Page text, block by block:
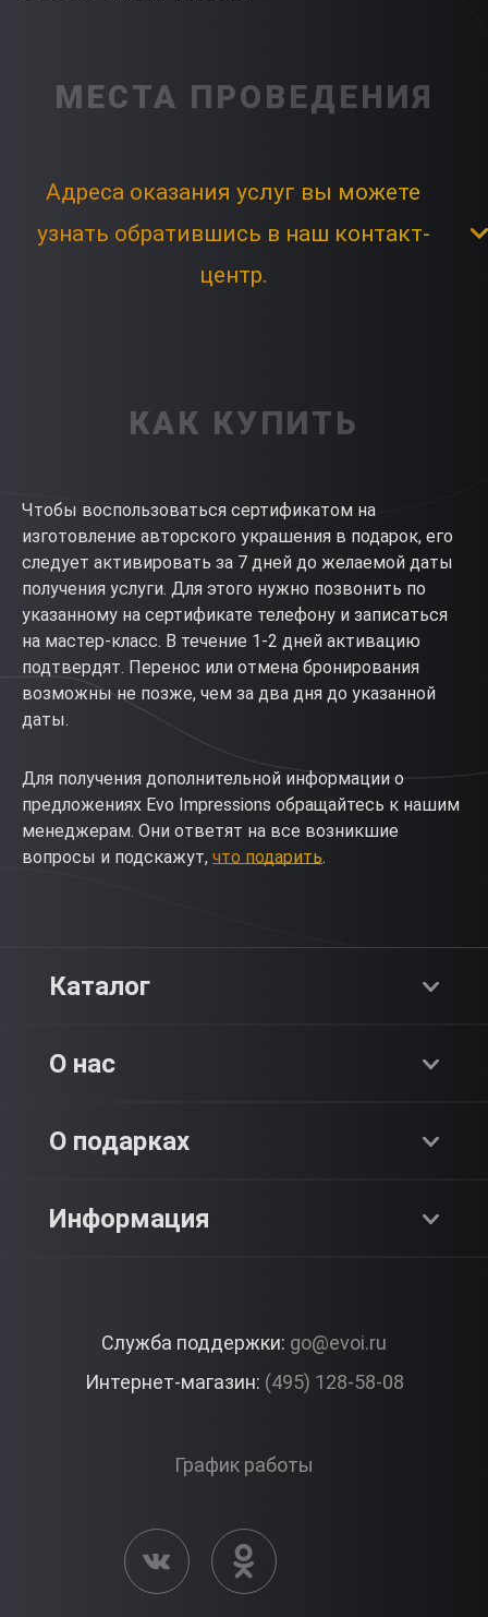
МЕСТА ПРОВЕДЕНИЯ
Адреса оказания услуг вы можете
узнать обратившись в наш контакт-
центр.
КАК КУПИТЬ
Чтобы воспользоваться сертификатом на
изготовление авторского украшения в подарок, его
следует активировать за 7 дней до желаемой даты
получения услуги. Для этого нужно позвонить по
указанному на сертификате телефону и записаться
на мастер-класс. В течение 1-2 дней активацию
подтвердят. Перенос или отмена бронирования
возможны не позже, чем за два дня до указанной
даты.
Для получения дополнительной информации о
предложениях Evo Impressions обращайтесь к нашим
менеджерам. Они ответят на все возникшие
вопросы и подскажут, что подарить.
Каталог
Premium
О нас
О компании
Контакты
О подарках
Как это работает?
Вопросы и ответы
Информация
Корпоративные подарки
Активация сертификата
Служба поддержки: go@evoi.ru
Интернет-магазин: (495) 128-58-08
График работы